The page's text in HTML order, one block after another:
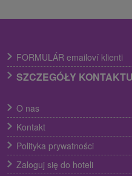
FORMULÁR emailoví klienti
SZCZEGÓŁY KONTAKTU
O nas
Kontakt
Polityka prywatności
Zaloguj się do hoteli